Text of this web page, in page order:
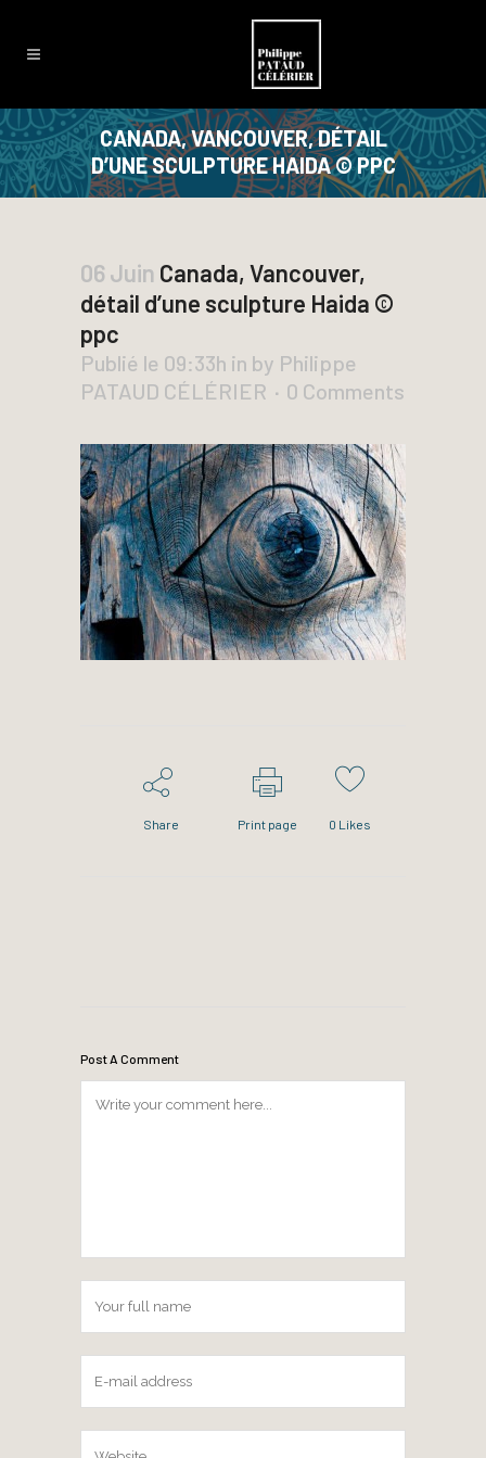
CANADA, VANCOUVER, DÉTAIL
D’UNE SCULPTURE HAIDA © PPC
06 Juin Canada, Vancouver,
détail d’une sculpture Haida ©
ppc
Publié le 09:33h in by Philippe
PATAUD CÉLÉRIER
0 Comments
Share Print page 0 Likes
Post A Comment